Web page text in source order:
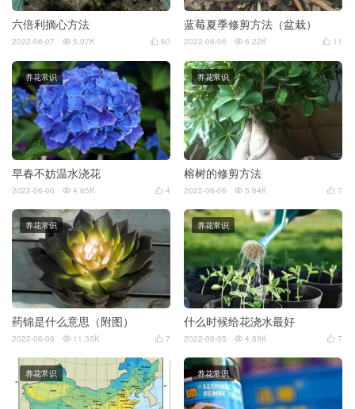
六倍利摘心方法
 60
2022-06-07  5.07K
蓝莓夏季修剪方法（盆栽）
 11
2022-06-06  6.22K
早春不妨温水浇花
养花常识
 4
2022-06-06  4.65K
榕树的修剪方法
养花常识
 7
2022-06-06  5.64K
药锦是什么意思（附图）
养花常识
 7
2022-06-06  11.35K
什么时候给花浇水最好
养花常识
 7
2022-06-05  4.89K
养花常识 养花常识